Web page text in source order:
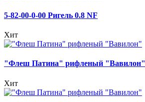
5-82-00-0-00 Ригель 0.8 NF
Хит
"Флеш Патина" рифленый "Вавилон"
Хит